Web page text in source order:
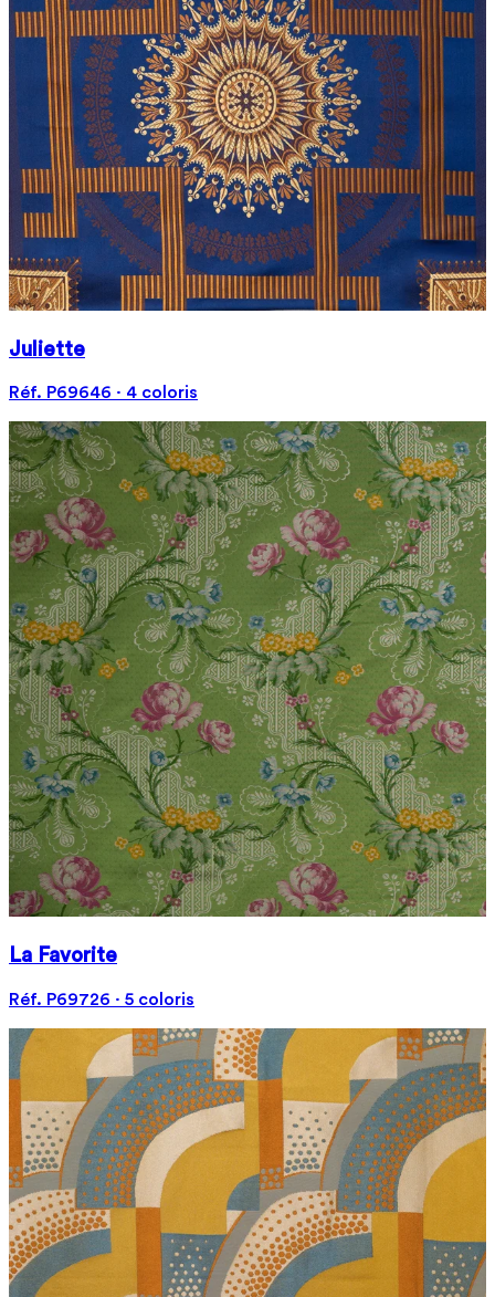
Juliette
Réf. P69646 · 4 coloris
La Favorite
Réf. P69726 · 5 coloris